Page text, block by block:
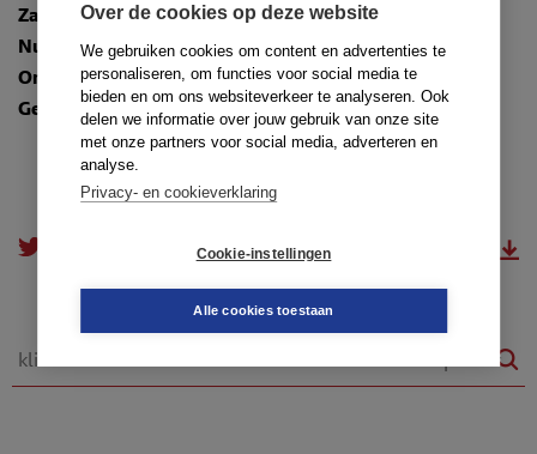
Over de cookies op deze website
We gebruiken cookies om content en advertenties te
personaliseren, om functies voor social media te
bieden en om ons websiteverkeer te analyseren. Ook
delen we informatie over jouw gebruik van onze site
met onze partners voor social media, adverteren en
analyse.
Privacy- en cookieverklaring
Cookie-instellingen
Alle cookies toestaan
Zaaknummer: 08-337A
Nummer: TR-2009-0119
Onderwerpen:10.7. Al dan niet vervallen klachtrecht
Gedragsregels: art. 46g lid 1
doorsturen